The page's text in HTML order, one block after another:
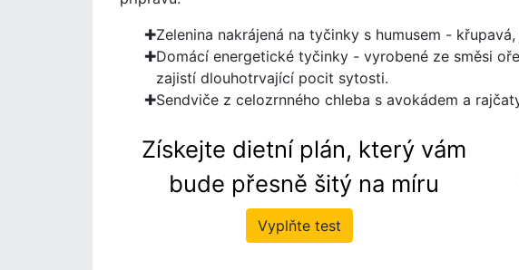
Zelenina nakrájená na tyčinky s humusem -
Domácí energetické tyčinky - vyrobené ze směsi
zajistí dlouhotrvající pocit sytosti.
Sendviče z celozrnného chleba s avokádem a
Získejte dietní plán, který vám
bude přesně šitý na míru
Vyplňte test